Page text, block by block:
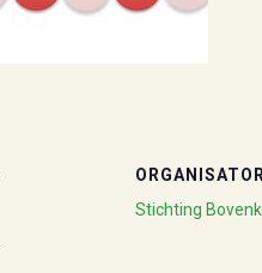
ORGANISATOR
Stichting